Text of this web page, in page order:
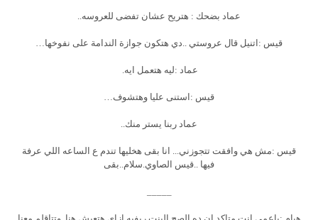
عماد بضحك : هتريح عشان تفضى للعروسه..
قيس :اتنيل قال عروستي ..دي هتكون جوازة الندامة على نفوخها…
عماد :ليه هتعمل ايه.
قيس :استنى عليا وهتشوف…
عماد ربنا يستر منك..
قيس :مش هي وافقت تتجوزني... انا بقى هخليها تندم ع الساعه اللي عرفة
فيها ..قيس الصاوي.سلام..بقى